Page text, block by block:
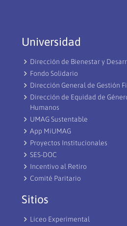
Universidad
Dirección de Bienestar y
Fondo Solidario
Dirección General de Gestión
Dirección de Equidad de
Humanos
UMAG Sustentable
App MiUMAG
Proyectos Institucionales
SES-DOC
Incentivo al Retiro
Comité Paritario
Sitios
Liceo Experimental